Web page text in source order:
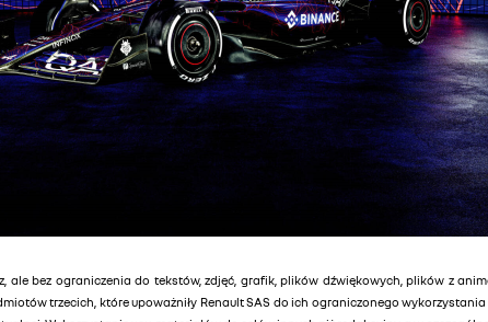
ale bez ograniczenia do tekstów, zdjęć, grafik, plików dźwiękowych, plików z
trzecich, które upoważniły Renault SAS do ich ograniczonego